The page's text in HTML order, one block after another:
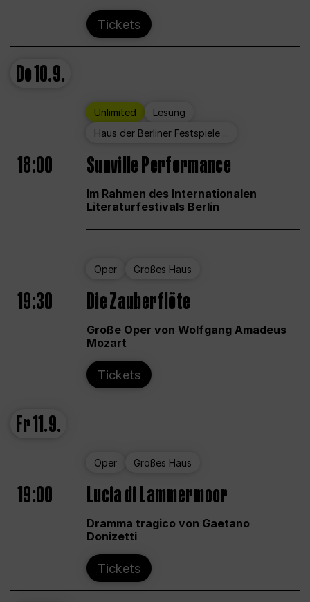
Tickets
Do10.9.
Unlimited
Lesung
Haus der Berliner Festspiele ...
18:00 Sunville Performance
Im Rahmen des Internationalen
Literaturfestivals Berlin
Oper Großes Haus
19:30 Die Zauberflöte
Große Oper von Wolfgang Amadeus
Mozart
Tickets
Fr11.9.
Oper Großes Haus
19:00 Lucia di Lammermoor
Dramma tragico von Gaetano
Donizetti
Tickets